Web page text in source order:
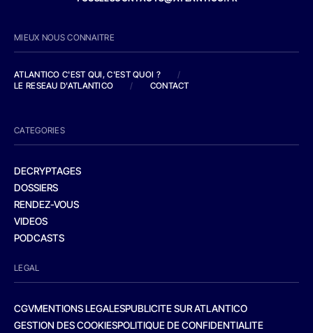
MIEUX NOUS CONNAITRE
ATLANTICO C'EST QUI, C'EST QUOI ?
/
LE RESEAU D'ATLANTICO
/ CONTACT
CATEGORIES
DECRYPTAGES
DOSSIERS
RENDEZ-VOUS
VIDEOS
PODCASTS
LEGAL
CGVMENTIONS LEGALESPUBLICITE SUR ATLANTICO
GESTION DES COOKIESPOLITIQUE DE CONFIDENTIALITE